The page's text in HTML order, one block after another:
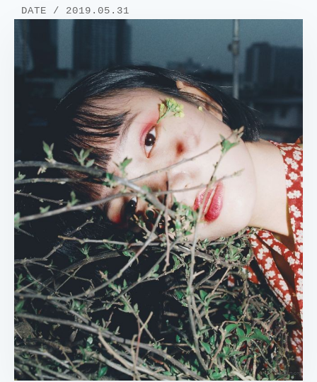
DATE / 2019.05.31